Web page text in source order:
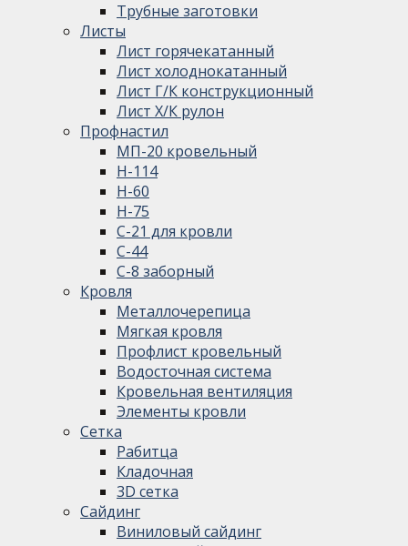
Трубные заготовки
Листы
Лист горячекатанный
Лист холоднокатанный
Лист Г/К конструкционный
Лист Х/К рулон
Профнастил
МП-20 кровельный
Н-114
Н-60
Н-75
С-21 для кровли
С-44
С-8 заборный
Кровля
Металлочерепица
Мягкая кровля
Профлист кровельный
Водосточная система
Кровельная вентиляция
Элементы кровли
Сетка
Рабитца
Кладочная
3D сетка
Сайдинг
Виниловый сайдинг